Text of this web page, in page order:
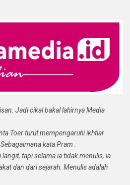
Jadi cikal bakal lahirnya Media
Toer turut mempengaruhi ikhtiar
kata Pram :
tapi selama ia tidak menulis, ia
dan dari sejarah. Menulis adalah